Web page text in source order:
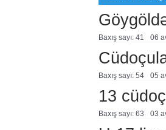
Baxış sayı: 41 06
Baxış sayı: 54 05
13
Baxış sayı: 63 03